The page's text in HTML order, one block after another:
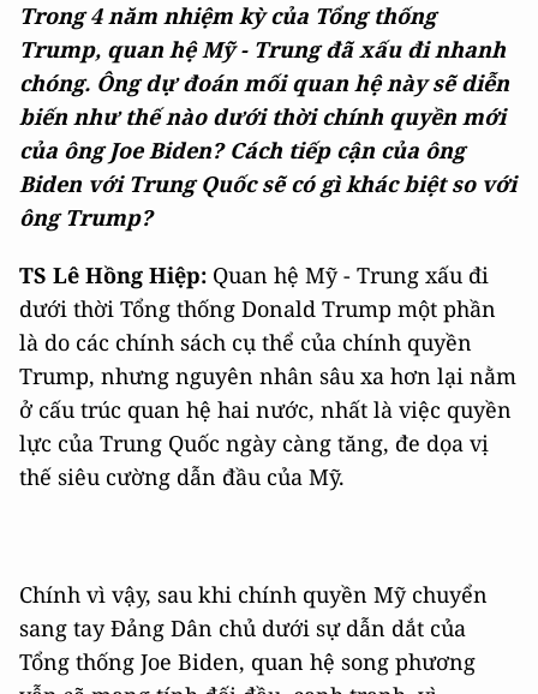
Trong 4 năm nhiệm kỳ của Tổng thống
Trump, quan hệ Mỹ - Trung đã xấu đi nhanh
chóng. Ông dự đoán mối quan hệ này sẽ diễn
biến như thế nào dưới thời chính quyền mới
của ông Joe Biden? Cách tiếp cận của ông
Biden với Trung Quốc sẽ có gì khác biệt so với
ông Trump?
TS Lê Hồng Hiệp: Quan hệ Mỹ - Trung xấu đi
dưới thời Tổng thống Donald Trump một phần
là do các chính sách cụ thể của chính quyền
Trump, nhưng nguyên nhân sâu xa hơn lại nằm
ở cấu trúc quan hệ hai nước, nhất là việc quyền
lực của Trung Quốc ngày càng tăng, đe dọa vị
thế siêu cường dẫn đầu của Mỹ.
Chính vì vậy, sau khi chính quyền Mỹ chuyển
sang tay Đảng Dân chủ dưới sự dẫn dắt của
Tổng thống Joe Biden, quan hệ song phương